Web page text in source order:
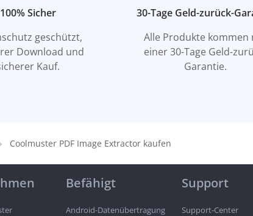
100% Sicher
geschützt,
Download und
Kauf.
30-Tage Geld-zurück-
Alle Produkte kommen
einer 30-Tage Geld-
Garantie.
Coolmuster PDF Image Extractor kaufen
Befähigt
Android-Datenübertragung
Support
Support-Center